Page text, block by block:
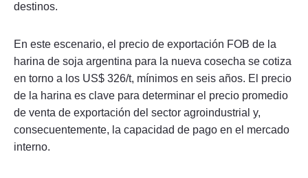
destinos.
En este escenario, el precio de exportación FOB de la
harina de soja argentina para la nueva cosecha se cotiza
en torno a los US$ 326/t, mínimos en seis años. El precio
de la harina es clave para determinar el precio promedio
de venta de exportación del sector agroindustrial y,
consecuentemente, la capacidad de pago en el mercado
interno.